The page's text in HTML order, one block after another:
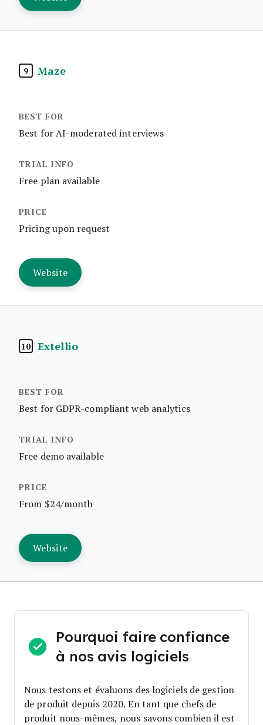
9 Maze
Best for AI-moderated interviews
Free plan available
Pricing upon request
Website
10 Extellio
Best for GDPR-compliant web analytics
Free demo available
From $24/month
Website
Pourquoi faire confiance
à nos avis logiciels
Nous testons et évaluons des logiciels de gestion
de produit depuis 2020. En tant que chefs de
produit nous-mêmes, nous savons combien il est